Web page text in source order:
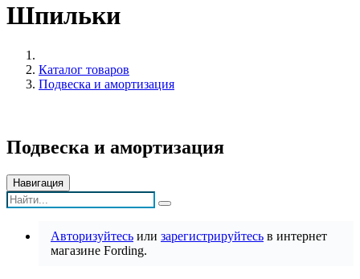
Шпильки
Каталог товаров
Подвеска и амортизация
Подвеска и амортизация
Навигация
Авторизуйтесь или зарегистрируйтесь в интернет
магазине Fording.